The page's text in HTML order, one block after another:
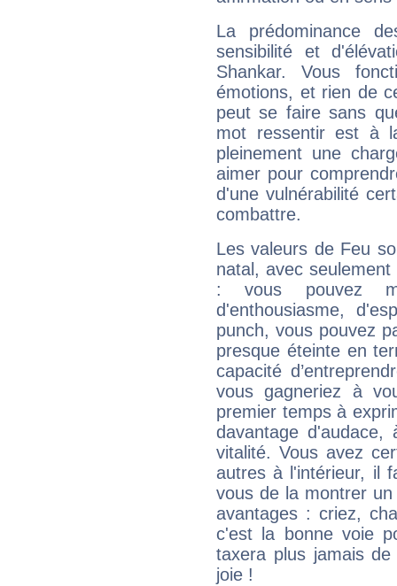
La prédominance
sensibilité et
Shankar. Vous
émotions, et rien de
peut se faire sans
mot ressentir est à
pleinement une
aimer pour
d'une vulnérabilité
combattre.
Les valeurs de Feu
natal, avec
: vous pouvez
d'enthousiasme,
punch, vous pouvez
presque éteinte en
capacité
vous gagneriez à
premier temps à
davantage
vitalité. Vous avez
autres à l'intérieur, il
vous de la montrer
avantages : criez,
c'est la bonne voie
taxera plus jamais
joie !